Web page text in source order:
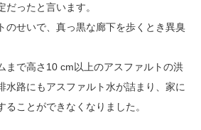
だったと言います。
のせいで、真っ黒な廊下を歩くとき異臭
まで高さ10 cm以上のアスファルトの洪
水路にもアスファルト水が詰まり、家に
ことができなくなりました。